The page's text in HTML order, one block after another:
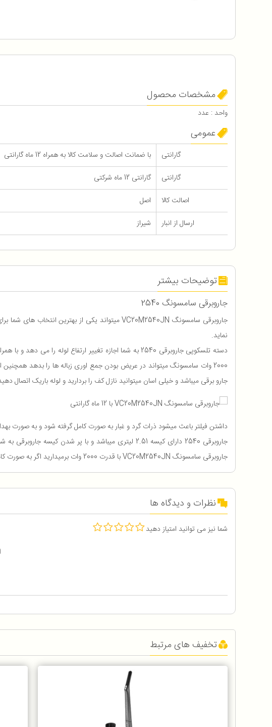
مشخصات محصول
واحد : عدد
عمومی
گارانتی
با ضمانت اصالت و سلامت کالا به همراه 12 ماه گارانتی
گارانتی
گارانتی 12 ماه شرکتی
اصالت کالا
اصل
ارسال از انبار
شیراز
توضیحات بیشتر
جاروبرقی سامسونگ 2540
نماید.
2000 وات سامسونگ میتواند در عریض بودن جمع اوری زباله ها را بدهد
جارو برقی میباشد و خیلی اسان میتوانید نازل کف را بردارید و لوله باریک اتصال
داشتن فیلتر باعث میشود ذرات گرد و غبار به صورت کامل گرفته شود و به صورت
جاروبرقی 2540 دارای کیسه 2.51 لیتری میباشد و با
جاروبرقی سامسونگ VC20M2540JN با قدرت 2000 وات برمیدارید اگر به صورت کامل جای خود قرار نگیرد درب جاروبرقی بسته نمیشود تا به صورت درست جای گذاری دهید .
نظرات و دیدگاه ها
شما نیز می توانید امتیاز دهید
تخفیف های مرتبط